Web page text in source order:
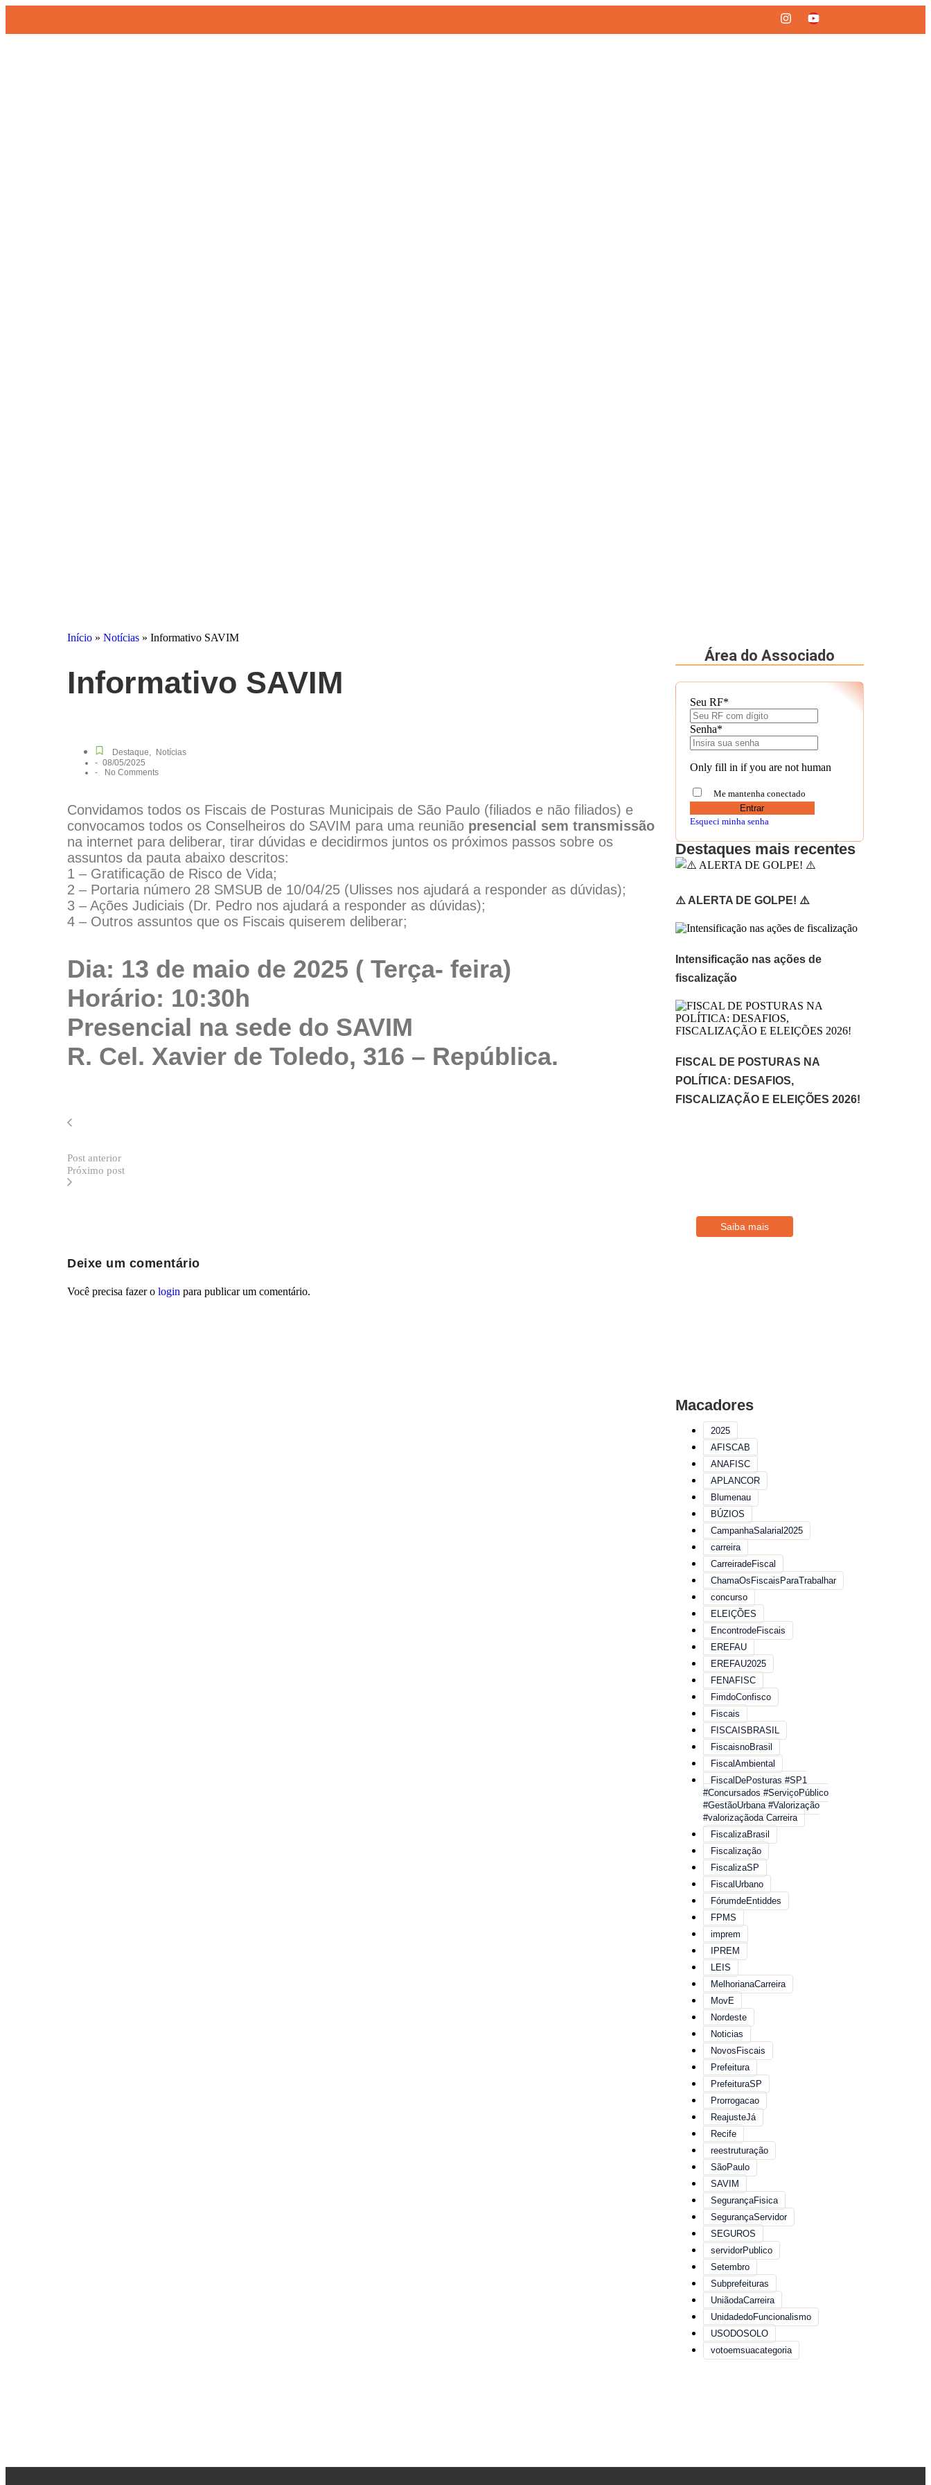
Início » Notícias » Informativo SAVIM
Informativo SAVIM
Destaque,
Notícias
- 08/05/2025
-
No Comments
Convidamos todos os Fiscais de Posturas Municipais de São Paulo (filiados e não filiados) e
convocamos todos os Conselheiros do SAVIM para uma reunião presencial sem transmissão
na internet para deliberar, tirar dúvidas e decidirmos juntos os próximos passos sobre os
assuntos da pauta abaixo descritos:
1 – Gratificação de Risco de Vida;
2 – Portaria número 28 SMSUB de 10/04/25 (Ulisses nos ajudará a responder as dúvidas);
3 – Ações Judiciais (Dr. Pedro nos ajudará a responder as dúvidas);
4 – Outros assuntos que os Fiscais quiserem deliberar;
Dia: 13 de maio de 2025 ( Terça- feira)
Horário: 10:30h
Presencial na sede do SAVIM
R. Cel. Xavier de Toledo, 316 – República.
Post anterior
Próximo post
Deixe um comentário
Você precisa fazer o login para publicar um comentário.
Área do Associado
Seu RF*
Senha*
Only fill in if you are not human
Me mantenha conectado
Esqueci minha senha
Destaques mais recentes
⚠️ ALERTA DE GOLPE! ⚠️
Intensificação nas ações de
fiscalização
FISCAL DE POSTURAS NA
POLÍTICA: DESAFIOS,
FISCALIZAÇÃO E ELEIÇÕES 2026!
Saiba mais
Macadores
2025
AFISCAB
ANAFISC
APLANCOR
Blumenau
BÚZIOS
CampanhaSalarial2025
carreira
CarreiradeFiscal
ChamaOsFiscaisParaTrabalhar
concurso
ELEIÇÕES
EncontrodeFiscais
EREFAU
EREFAU2025
FENAFISC
FimdoConfisco
Fiscais
FISCAISBRASIL
FiscaisnoBrasil
FiscalAmbiental
FiscalDePosturas #SP1
#Concursados #ServiçoPúblico
#GestãoUrbana #Valorização
#valorizaçãoda Carreira
FiscalizaBrasil
Fiscalização
FiscalizaSP
FiscalUrbano
FórumdeEntiddes
FPMS
imprem
IPREM
LEIS
MelhorianaCarreira
MovE
Nordeste
Noticias
NovosFiscais
Prefeitura
PrefeituraSP
Prorrogacao
ReajusteJá
Recife
reestruturação
SãoPaulo
SAVIM
SegurançaFisica
SegurançaServidor
SEGUROS
servidorPublico
Setembro
Subprefeituras
UniãodaCarreira
UnidadedoFuncionalismo
USODOSOLO
votoemsuacategoria